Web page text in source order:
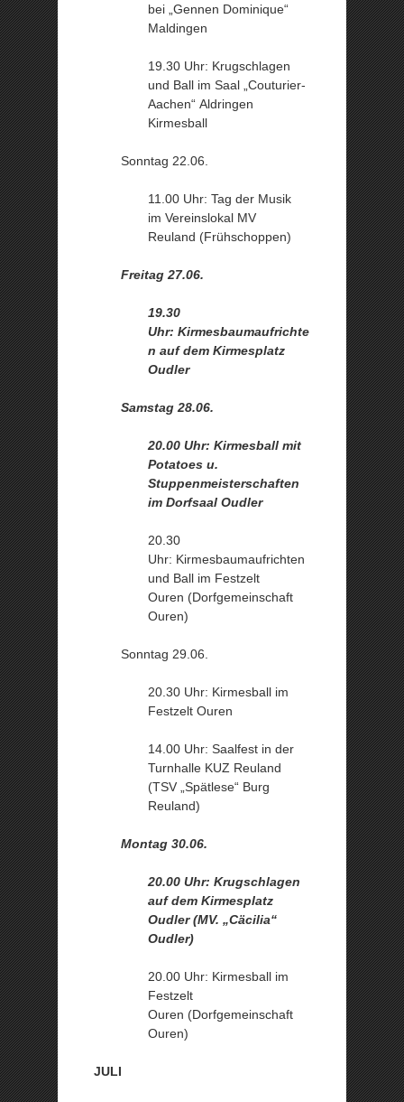
bei „Gennen Dominique“
Maldingen
19.30 Uhr: Krugschlagen
und Ball im Saal „Couturier-
Aachen“ Aldringen
Kirmesball
Sonntag 22.06.
11.00 Uhr: Tag der Musik
im Vereinslokal MV
Reuland (Frühschoppen)
Freitag 27.06.
19.30
Uhr: Kirmesbaumaufrichte
n auf dem Kirmesplatz
Oudler
Samstag 28.06.
20.00 Uhr: Kirmesball mit
Potatoes u.
Stuppenmeisterschaften
im Dorfsaal Oudler
20.30
Uhr: Kirmesbaumaufrichten
und Ball im Festzelt
Ouren (Dorfgemeinschaft
Ouren)
Sonntag 29.06.
20.30 Uhr: Kirmesball im
Festzelt Ouren
14.00 Uhr: Saalfest in der
Turnhalle KUZ Reuland
(TSV „Spätlese“ Burg
Reuland)
Montag 30.06.
20.00 Uhr: Krugschlagen
auf dem Kirmesplatz
Oudler (MV. „Cäcilia“
Oudler)
20.00 Uhr: Kirmesball im
Festzelt
Ouren (Dorfgemeinschaft
Ouren)
JULI